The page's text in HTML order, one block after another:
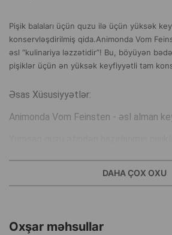
Pişik balaları üçün quzu ilə üçün yüksək
konservləşdirilmiş qida.Animonda Vom
əsl “kulinariya ləzzətidir”! Bu, böyüyən
pişiklər üçün ən yüksək keyfiyyətli tam
Əsas Xüsusiyyətlər:
Animonda Vom Feinsten - əsl alman
qidalanma.
Onlar əla dadlıdır və yalnız ən yaxşı
Böyük həzz vəd edən və bütün dünyada
DAHA ÇOX OXU
Oxşar məhsullar